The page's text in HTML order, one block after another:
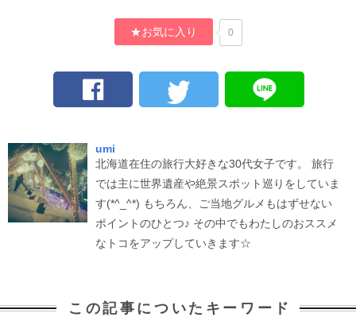
★お気に入り 0
umi
北海道在住の旅行大好きな30代女子です。 旅行
では主に世界遺産や絶景スポット巡りをしていま
す(*^_^*) もちろん、ご当地グルメもはずせない
ポイントのひとつ♪ その中でもわたしのおススメ
なトコをアップしていきます☆
この記事についたキーワード